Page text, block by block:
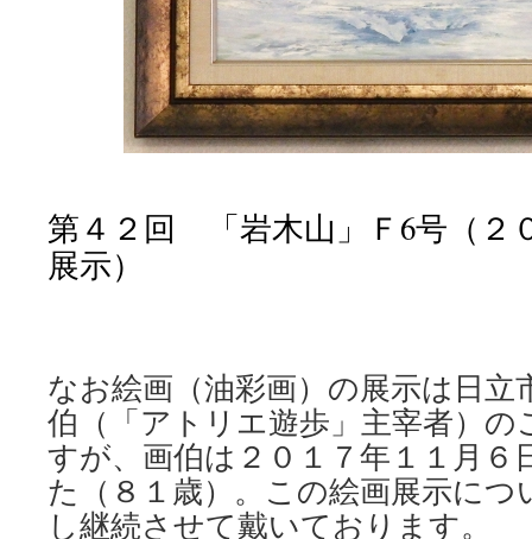
第４２回 「岩木山」Ｆ6号（２
展示）
なお絵画（油彩画）の展示は日立
伯（「アトリエ遊歩」主宰者）
すが、画伯は２０１７年１１月６
た（８１歳）。この絵画展示に
し継続させて戴いております。